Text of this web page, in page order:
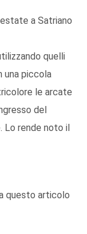
a Satriano
quelli
una piccola
le arcate
del
Lo rende noto il
questo articolo